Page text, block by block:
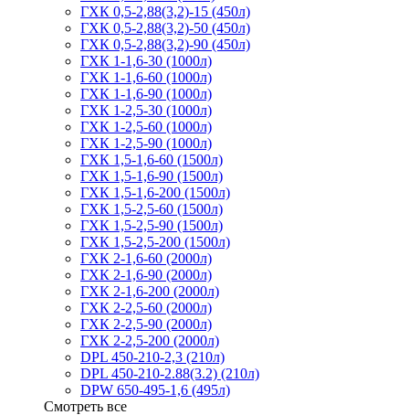
ГХК 0,5-2,88(3,2)-15 (450л)
ГХК 0,5-2,88(3,2)-50 (450л)
ГХК 0,5-2,88(3,2)-90 (450л)
ГХК 1-1,6-30 (1000л)
ГХК 1-1,6-60 (1000л)
ГХК 1-1,6-90 (1000л)
ГХК 1-2,5-30 (1000л)
ГХК 1-2,5-60 (1000л)
ГХК 1-2,5-90 (1000л)
ГХК 1,5-1,6-60 (1500л)
ГХК 1,5-1,6-90 (1500л)
ГХК 1,5-1,6-200 (1500л)
ГХК 1,5-2,5-60 (1500л)
ГХК 1,5-2,5-90 (1500л)
ГХК 1,5-2,5-200 (1500л)
ГХК 2-1,6-60 (2000л)
ГХК 2-1,6-90 (2000л)
ГХК 2-1,6-200 (2000л)
ГХК 2-2,5-60 (2000л)
ГХК 2-2,5-90 (2000л)
ГХК 2-2,5-200 (2000л)
DPL 450-210-2,3 (210л)
DPL 450-210-2.88(3.2) (210л)
DPW 650-495-1,6 (495л)
Смотреть все